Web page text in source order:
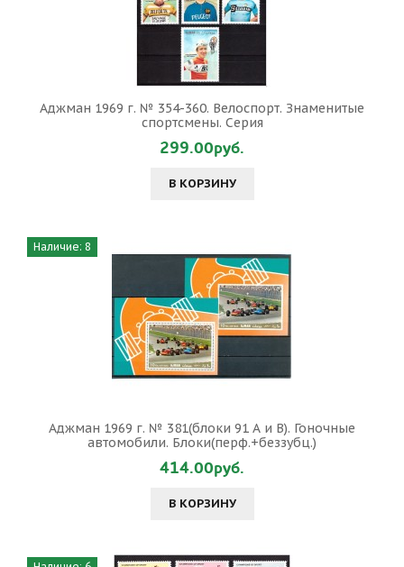
Аджман 1969 г. № 354-360. Велоспорт. Знаменитые
спортсмены. Серия
299.00руб.
В КОРЗИНУ
Наличие: 8
Аджман 1969 г. № 381(блоки 91 А и В). Гоночные
автомобили. Блоки(перф.+беззубц.)
414.00руб.
В КОРЗИНУ